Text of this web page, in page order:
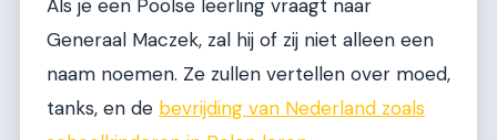
Als je een Poolse leerling vraagt naar
Generaal Maczek, zal hij of zij niet alleen een
naam noemen. Ze zullen vertellen over moed,
tanks, en de bevrijding van Nederland zoals